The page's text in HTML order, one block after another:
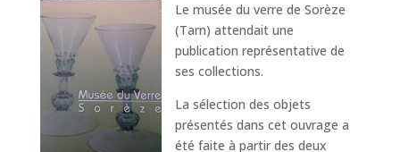
Le musée du verre de Sorèze
(Tarn) attendait une
publication représentative de
ses collections.
La sélection des objets
présentés dans cet ouvrage a
été faite à partir des deux